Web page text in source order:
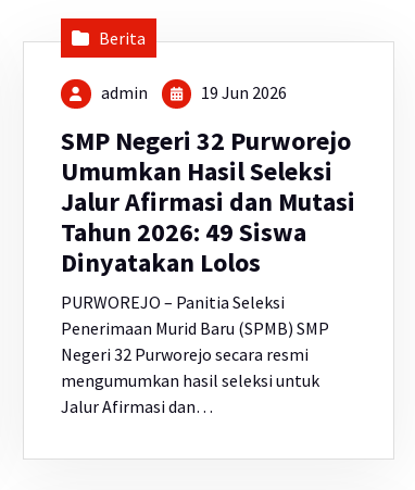
Berita
admin 19 Jun 2026
SMP Negeri 32 Purworejo
Umumkan Hasil Seleksi
Jalur Afirmasi dan Mutasi
Tahun 2026: 49 Siswa
Dinyatakan Lolos
PURWOREJO – Panitia Seleksi
Penerimaan Murid Baru (SPMB) SMP
Negeri 32 Purworejo secara resmi
mengumumkan hasil seleksi untuk
Jalur Afirmasi dan…